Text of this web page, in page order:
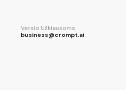
Verslo Užklausoms
business@crompt.ai